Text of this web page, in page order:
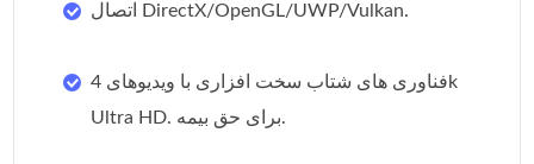
اتصال DirectX/OpenGL/UWP/Vulkan.
فناوری های شتاب سخت افزاری با ویدیوهای 4k
Ultra HD. برای حق بیمه.